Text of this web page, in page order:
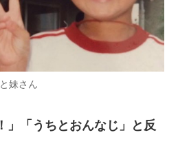
妹さん
」「うちとおんなじ」と反